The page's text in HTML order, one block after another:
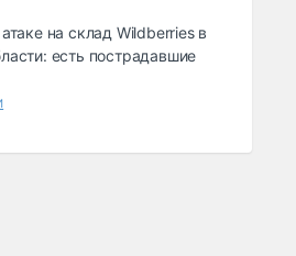
на склад Wildberries в
есть пострадавшие